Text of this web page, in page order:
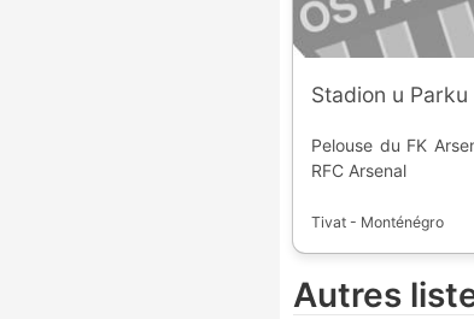
Stadion u Parku
Pelouse du FK
RFC Arsenal
Tivat - Monténégro
Autres